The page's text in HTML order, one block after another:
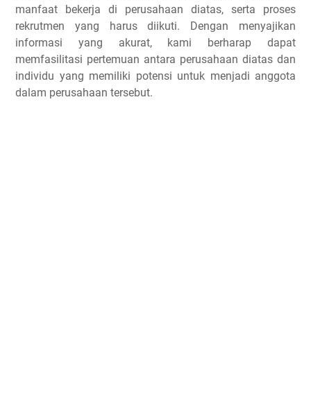
manfaat bekerja di perusahaan diatas, serta proses
rekrutmen yang harus diikuti. Dengan menyajikan
informasi yang akurat, kami berharap dapat
memfasilitasi pertemuan antara perusahaan diatas dan
individu yang memiliki potensi untuk menjadi anggota
dalam perusahaan tersebut.